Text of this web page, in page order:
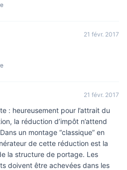
21 févr. 2017
21 févr. 2017
: heureusement pour l’attrait du
la réduction d’impôt n’attend
un montage “classique” en
de cette réduction est la
la structure de portage. Les
doivent être achevées dans les